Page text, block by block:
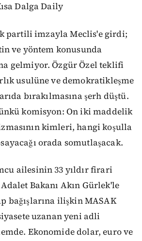
Dalga Daily
partili imzayla Meclis'e girdi;
ve yöntem konusunda
gelmiyor. Özgür Özel teklifi
usulüne ve demokratikleşme
bırakılmasına şerh düştü.
komisyon: On iki maddelik
kimleri, hangi koşulla
orada somutlaşacak.
ailesinin 33 yıldır firari
Bakanı Akın Gürlek'le
bağışlarına ilişkin MASAK
uzanan yeni adli
Ekonomide dolar, euro ve